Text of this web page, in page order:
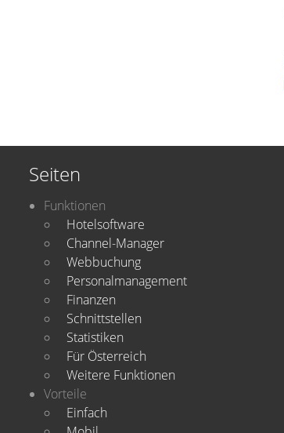
Seiten
Funktionen
Hotelsoftware
Channel-Manager
Webbuchung
Personalmanagement
Finanzen
Schnittstellen
Statistiken
Für Österreich
Weitere Funktionen
Vorteile
Einfach